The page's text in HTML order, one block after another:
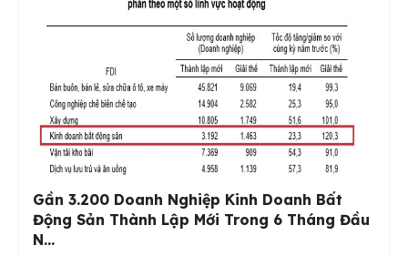
Gần 3.200 Doanh Nghiệp Kinh Doanh Bất
Động Sản Thành Lập Mới Trong 6 Tháng Đầu
N...